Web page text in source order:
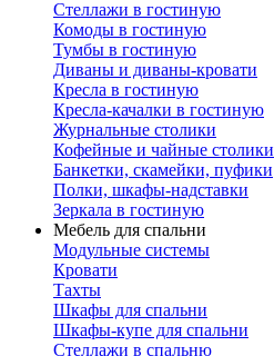
Стеллажи в гостиную
Комоды в гостиную
Тумбы в гостиную
Диваны и диваны-кровати
Кресла в гостиную
Кресла-качалки в гостиную
Журнальные столики
Кофейные и чайные столики
Банкетки, скамейки, пуфики
Полки, шкафы-надставки
Зеркала в гостиную
Мебель для спальни
Модульные системы
Кровати
Тахты
Шкафы для спальни
Шкафы-купе для спальни
Стеллажи в спальню